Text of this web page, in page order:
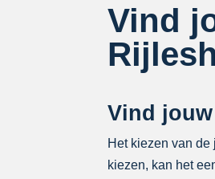
Vind
Vind
Het kiezen van
kiezen, kan het